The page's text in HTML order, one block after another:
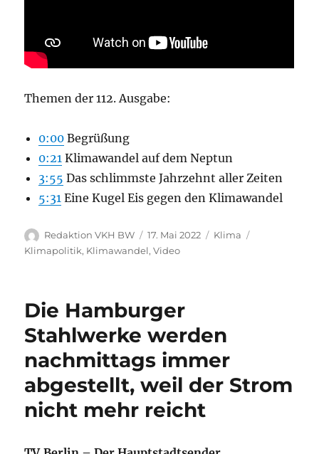
Themen der 112. Ausgabe:
0:00 Begrüßung
0:21 Klimawandel auf dem Neptun
3:55 Das schlimmste Jahrzehnt aller Zeiten
5:31 Eine Kugel Eis gegen den Klimawandel
Autor
Redaktion VKH BW
Veröffentlicht
am
17. Mai 2022 Kategorien
Klima
Klimapolitik, Klimawandel,Video
Die Hamburger
Stahlwerke werden
nachmittags immer
abgestellt, weil der Strom
nicht mehr reicht